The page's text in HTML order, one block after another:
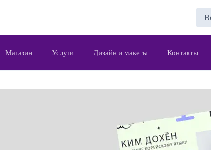
Магазин Услуги Дизайн и макеты Контакты